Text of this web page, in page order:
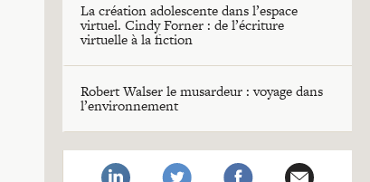
La création adolescente dans l’espace
virtuel. Cindy Forner : de l’écriture
virtuelle à la fiction
Robert Walser le musardeur : voyage dans
l’environnement